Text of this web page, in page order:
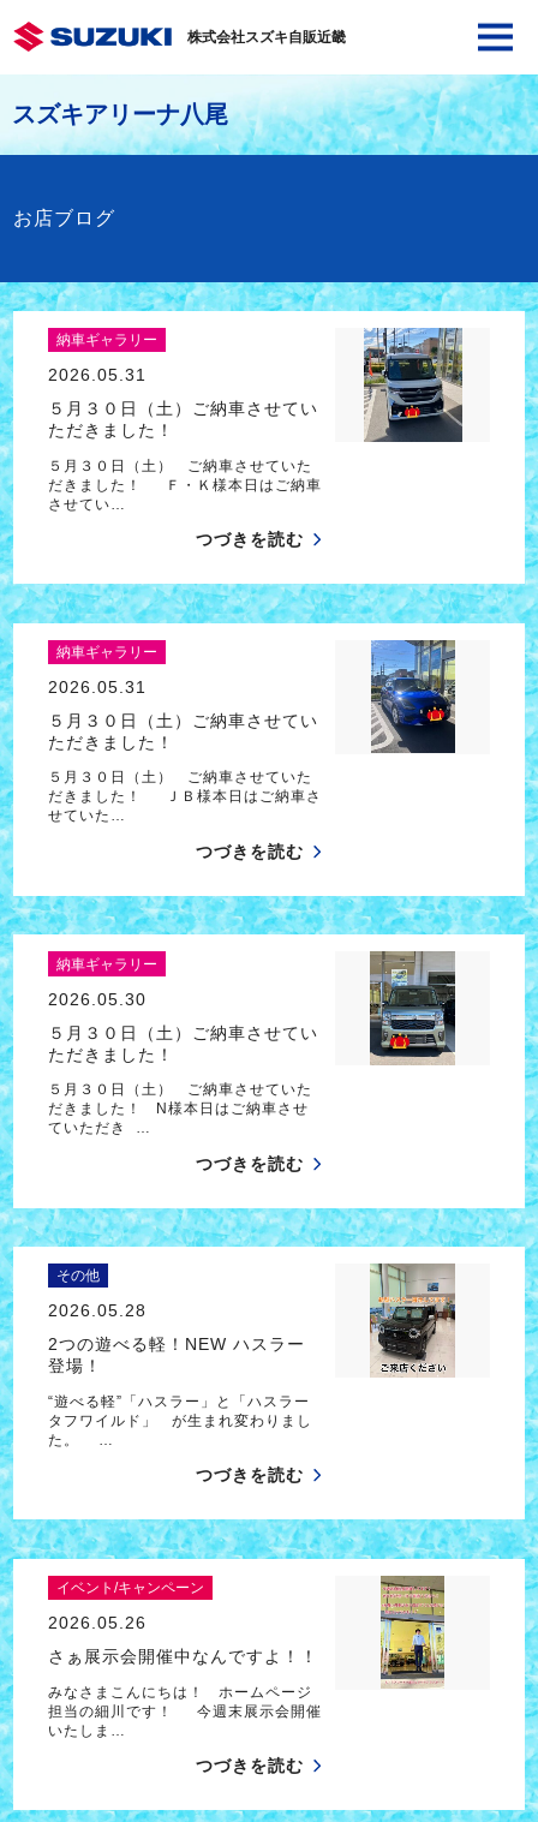
株式会社スズキ自販近畿
スズキアリーナ八尾
お店ブログ
納車ギャラリー
2026.05.31
５月３０日（土）ご納車させてい
ただきました！
５月３０日（土） ご納車させていた
だきました！ Ｆ・Ｋ様本日はご納車
させてい…
つづきを読む
納車ギャラリー
2026.05.31
５月３０日（土）ご納車させてい
ただきました！
５月３０日（土） ご納車させていた
だきました！ ＪＢ様本日はご納車さ
せていた…
つづきを読む
納車ギャラリー
2026.05.30
５月３０日（土）ご納車させてい
ただきました！
５月３０日（土） ご納車させていた
だきました！ N様本日はご納車させ
ていただき …
つづきを読む
その他
2026.05.28
2つの遊べる軽！NEW ハスラー
登場！
“遊べる軽”「ハスラー」と「ハスラー
タフワイルド」 が生まれ変わりまし
た。 …
つづきを読む
イベント/キャンペーン
2026.05.26
さぁ展示会開催中なんですよ！！
みなさまこんにちは！ ホームページ
担当の細川です！ 今週末展示会開催
いたしま…
つづきを読む